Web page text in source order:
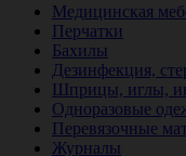
Медицинская
Перчатки
Бахилы
Дезинфекция,
Шприцы, иглы,
Одноразовые
Перевязочные
Журналы